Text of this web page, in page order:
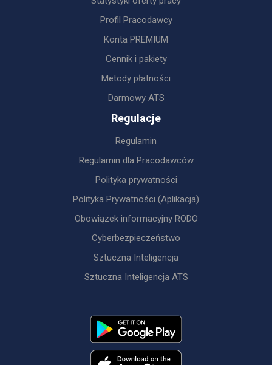
Profil Pracodawcy
Konta PREMIUM
Cennik i pakiety
Metody płatności
Darmowy ATS
Regulacje
Regulamin
Regulamin dla Pracodawców
Polityka prywatności
Polityka Prywatności (Aplikacja)
Obowiązek informacyjny RODO
Cyberbezpieczeństwo
Sztuczna Inteligencja
Sztuczna Inteligencja ATS